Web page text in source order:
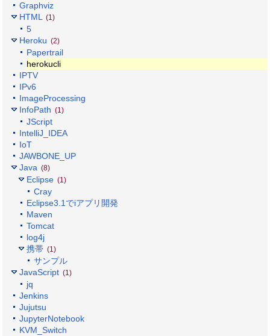
Graphviz
HTML (1)
5
Heroku (2)
Papertrail
herokucli
IPTV
IPv6
ImageProcessing
InfoPath (1)
JScript
IntelliJ_IDEA
IoT
JAWBONE_UP
Java (8)
Eclipse (1)
Cray
Eclipse3.1でiアプリ開発
Maven
Tomcat
log4j
携帯 (1)
サンプル
JavaScript (1)
jq
Jenkins
Jujutsu
JupyterNotebook
KVM_Switch